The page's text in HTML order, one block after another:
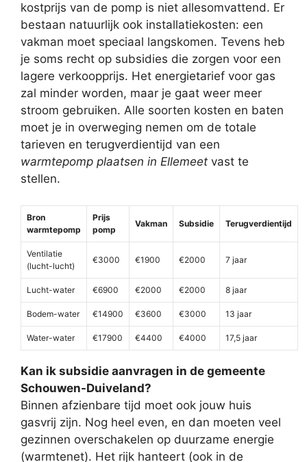
kostprijs van de pomp is niet allesomvattend. Er
bestaan natuurlijk ook installatiekosten: een
vakman moet speciaal langskomen. Tevens heb
je soms recht op subsidies die zorgen voor een
lagere verkoopprijs. Het energietarief voor gas
zal minder worden, maar je gaat weer meer
stroom gebruiken. Alle soorten kosten en baten
moet je in overweging nemen om de totale
tarieven en terugverdientijd van een
warmtepomp plaatsen in Ellemeet vast te
stellen.
Bron
warmtepomp
Prijs
pomp
Vakman Subsidie Terugverdientijd
Ventilatie
(lucht-lucht)
€3000 €1900 €2000 7 jaar
Lucht-water €6900 €2000 €2000 8 jaar
Bodem-water €14900 €3600 €3000 13 jaar
Water-water €17900 €4400 €4000 17,5 jaar
Kan ik subsidie aanvragen in de gemeente
Schouwen-Duiveland?
Binnen afzienbare tijd moet ook jouw huis
gasvrij zijn. Nog heel even, en dan moeten veel
gezinnen overschakelen op duurzame energie
(warmtenet). Het rijk hanteert (ook in de